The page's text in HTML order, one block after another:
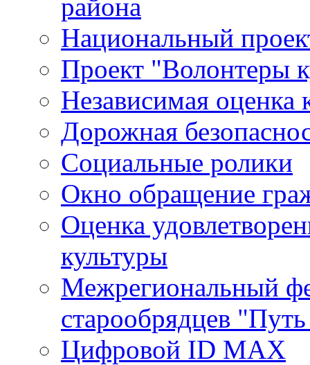
района
Национальный
Проект "Волонтеры
Независимая оценка
Дорожная
Социальные ролики
Окно обращение
Оценка
культуры
Межрегиональный
старообрядцев
Цифровой ID MAX